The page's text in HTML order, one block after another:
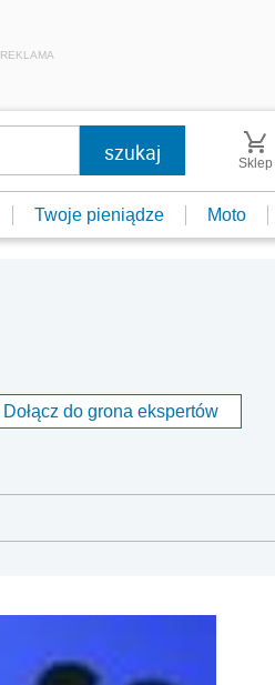
REKLAMA
Sklep
Twoje pieniądze Moto
Dołącz do grona ekspertów